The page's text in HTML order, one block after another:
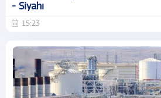
- Siyahı
15:23